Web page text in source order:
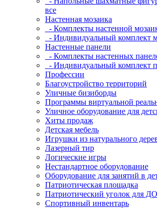
все
Настенная мозаика
- Комплекты настенной
- Индивидуальный комплект
Настенные панели
- Комплекты настенных
- Индивидуальный комплект
Профессии
Благоустройство территорий
Уличные бизиборды
Программы виртуальной
Уличное оборудование для
Хиты продаж
Детская мебель
Игрушки из натурального
Лазерный тир
Логические игры
Нестандартное оборудование
Оборудование для занятий в
Патриотическая площадка
Патриотический уголок для
Спортивный инвентарь